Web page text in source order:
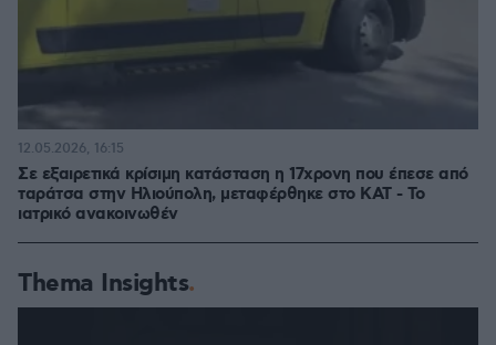
Σε εξαιρετικά κρίσιμη κατάσταση η 17χρονη που έπεσε από
ταράτσα στην Ηλιούπολη, μεταφέρθηκε στο ΚΑΤ - Το
ιατρικό ανακοινωθέν
12.05.2026, 16:15
Thema Insights